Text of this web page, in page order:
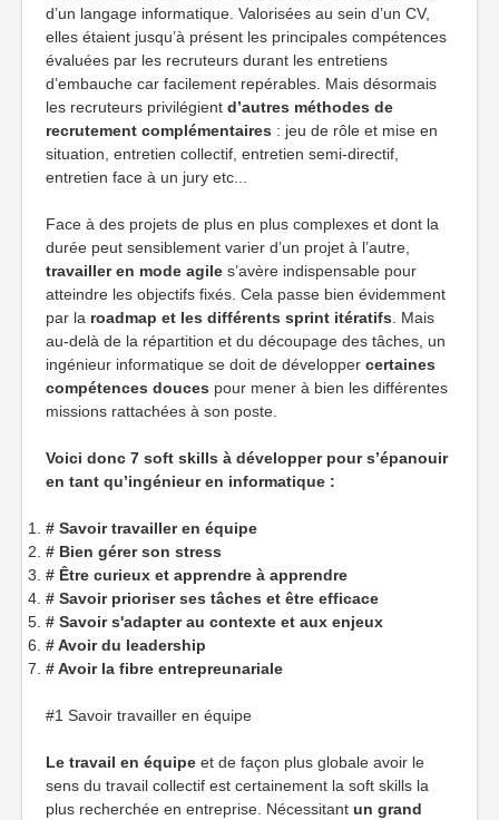
d’un langage informatique. Valorisées au sein d’un CV,
elles étaient jusqu’à présent les principales compétences
évaluées par les recruteurs durant les entretiens
d’embauche car facilement repérables. Mais désormais
les recruteurs privilégient d’autres méthodes de
recrutement complémentaires : jeu de rôle et mise en
situation, entretien collectif, entretien semi-directif,
entretien face à un jury etc...
Face à des projets de plus en plus complexes et dont la
durée peut sensiblement varier d’un projet à l’autre,
travailler en mode agile s’avère indispensable pour
atteindre les objectifs fixés. Cela passe bien évidemment
par la roadmap et les différents sprint itératifs . Mais
au-delà de la répartition et du découpage des tâches, un
ingénieur informatique se doit de développer certaines
compétences douces pour mener à bien les différentes
missions rattachées à son poste.
Voici donc 7 soft skills à développer pour s’épanouir
en tant qu’ingénieur en informatique :
# Savoir travailler en équipe
# Bien gérer son stress
# Être curieux et apprendre à apprendre
# Savoir prioriser ses tâches et être efficace
# Savoir s'adapter au contexte et aux enjeux
# Avoir du leadership
# Avoir la fibre entrepreunariale
#1 Savoir travailler en équipe
Le travail en équipe et de façon plus globale avoir le
sens du travail collectif est certainement la soft skills la
plus recherchée en entreprise. Nécessitant un grand